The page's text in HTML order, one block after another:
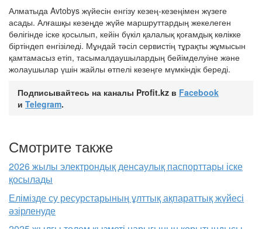
Алматыда Avtobys жүйесін енгізу кезең-кезеңімен жүзеге
асады. Алғашқы кезеңде жүйе маршруттардың жекелеген
бөлігінде іске қосылып, кейін бүкіл қалалық қоғамдық көлікке
біртіндеп енгізіледі. Мұндай тәсіл сервистің тұрақты жұмысын
қамтамасыз етіп, тасымалдаушылардың бейімделуіне және
жолаушылар үшін жайлы өтпелі кезеңге мүмкіндік береді.
Подписывайтесь на каналы Profit.kz в Facebook
и Telegram.
Смотрите также
2026 жылы электрондық денсаулық паспорттары іске
қосылады
Елімізде су ресурстарының ұлттық ақпараттық жүйесі
әзірленуде